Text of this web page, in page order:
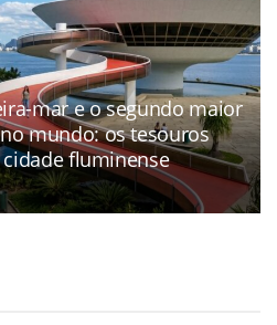
mar e o segundo maior
mundo: os tesouros
fluminense